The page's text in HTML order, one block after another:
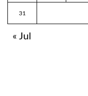
31
« Jul